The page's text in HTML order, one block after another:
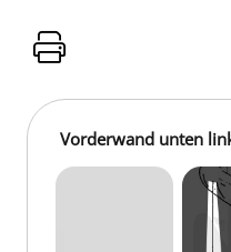
Vorderwand unten